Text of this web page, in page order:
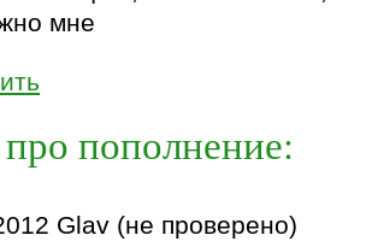
мне
пополнение:
Glav (не проверено)